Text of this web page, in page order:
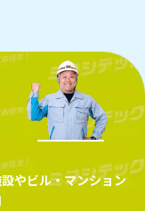
やビル・マンション